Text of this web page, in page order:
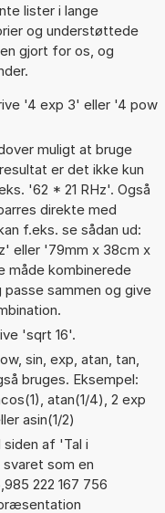
lister i lange
og understøttede
gjort for os, og
'4 exp 3' eller '4 pow
muligt at bruge
er det ikke kun
'62 * 21 RHz'. Også
direkte med
f.eks. se sådan ud:
eller '79mm x 38cm x
måde kombinerede
sammen og give
'sqrt 16'.
sin, exp, atan, tan,
bruges. Eksempel:
atan(1/4), 2 exp
asin(1/2)
siden af 'Tal i
som en
222 167 756